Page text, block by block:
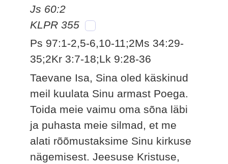
Js 60:2
KLPR 355
Ps 97:1-2,5-6,10-11;2Ms 34:29-
35;2Kr 3:7-18;Lk 9:28-36
Taevane Isa, Sina oled käskinud
meil kuulata Sinu armast Poega.
Toida meie vaimu oma sõna läbi
ja puhasta meie silmad, et me
alati rõõmustaksime Sinu kirkuse
nägemisest. Jeesuse Kristuse,